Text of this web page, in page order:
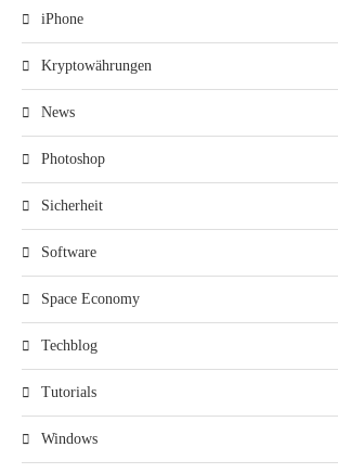
iPhone
Kryptowährungen
News
Photoshop
Sicherheit
Software
Space Economy
Techblog
Tutorials
Windows